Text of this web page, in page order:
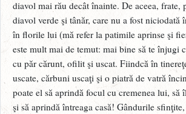
diavol mai rău decât înainte. De aceea, frate,
diavol verde şi tânăr, care nu a fost niciodată
în florile lui (mă refer la patimile aprinse şi
este mult mai de temut: mai bine să te înjugi
cu păr cărunt, ofilit şi uscat. Fiindcă în
uscate, cărbuni uscaţi şi o piatră de vatră
poate el să aprindă focul cu cremenea lui, să
şi să aprindă întreaga casă! Gândurile